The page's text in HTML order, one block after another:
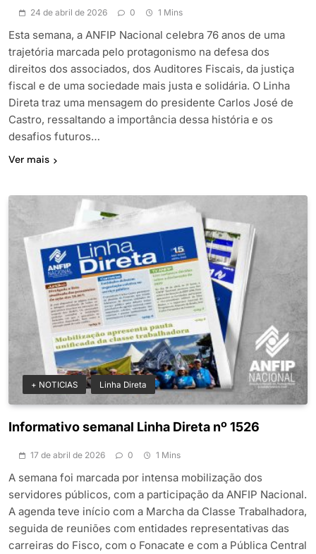
24 de abril de 2026 0 1 Mins
Esta semana, a ANFIP Nacional celebra 76 anos de uma
trajetória marcada pelo protagonismo na defesa dos
direitos dos associados, dos Auditores Fiscais, da justiça
fiscal e de uma sociedade mais justa e solidária. O Linha
Direta traz uma mensagem do presidente Carlos José de
Castro, ressaltando a importância dessa história e os
desafios futuros…
Ver mais
+ NOTICIAS Linha Direta
Informativo semanal Linha Direta nº 1526
17 de abril de 2026 0 1 Mins
A semana foi marcada por intensa mobilização dos
servidores públicos, com a participação da ANFIP Nacional.
A agenda teve início com a Marcha da Classe Trabalhadora,
seguida de reuniões com entidades representativas das
carreiras do Fisco, com o Fonacate e com a Pública Central